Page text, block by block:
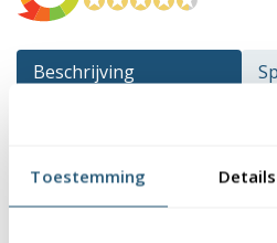
Toestemming Details
Beschrijving
Beschrijving